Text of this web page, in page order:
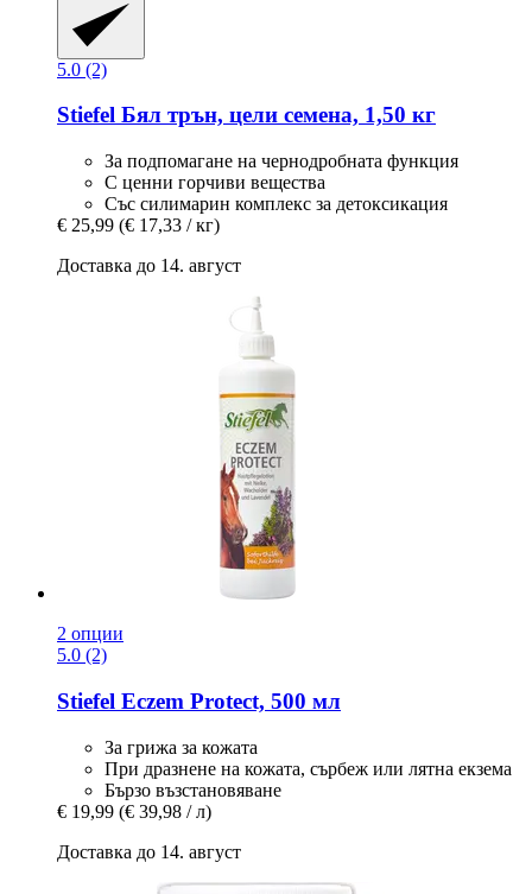
5.0 (2)
Stiefel Бял трън, цели семена, 1,50 кг
За подпомагане на чернодробната функция
С ценни горчиви вещества
Със силимарин комплекс за детоксикация
€ 25,99 (€ 17,33 / кг)
Доставка до 14. август
2 опции
5.0 (2)
Stiefel Eczem Protect, 500 мл
За грижа за кожата
При дразнене на кожата, сърбеж или лятна екзема
Бързо възстановяване
€ 19,99 (€ 39,98 / л)
Доставка до 14. август